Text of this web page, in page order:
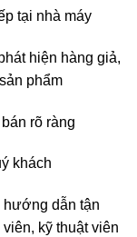
tại nhà máy
hiện hàng giả,
phẩm
rõ ràng
khách
hướng dẫn tận
kỹ thuật viên